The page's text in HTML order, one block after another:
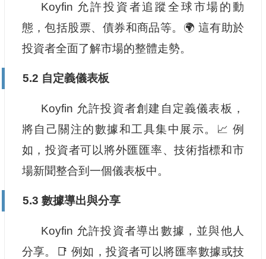
Koyfin 允許投資者追蹤全球市場的動
態，包括股票、債券和商品等。🌍 這有助於
投資者全面了解市場的整體走勢。
5.2 自定義儀表板
Koyfin 允許投資者創建自定義儀表板，
將自己關注的數據和工具集中展示。📈 例
如，投資者可以將外匯匯率、技術指標和市
場新聞整合到一個儀表板中。
5.3 數據導出與分享
Koyfin 允許投資者導出數據，並與他人
分享。📑 例如，投資者可以將匯率數據或技